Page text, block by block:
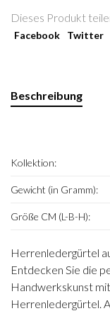
Dieses Produkt
Facebook Twitter
Beschreibung
Kollektion:
Gewicht (in Gramm):
Größe CM (L-B-H):
Herrenledergürtel
Entdecken Sie die
Handwerkskunst
Herrenledergürtel.